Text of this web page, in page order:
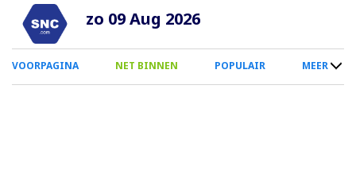
Overslaan
naar
inhoud
zo 09 Aug 2026
0
Smartphone
VOORPAGINA NET BINNEN POPULAIR MEER